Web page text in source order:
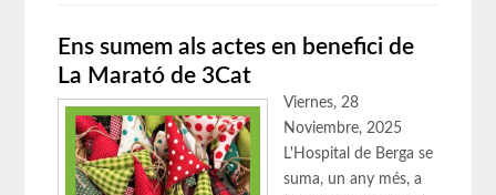
Ens sumem als actes en benefici de
La Marató de 3Cat
Viernes, 28
Noviembre, 2025
L'Hospital de Berga se
suma, un any més, a